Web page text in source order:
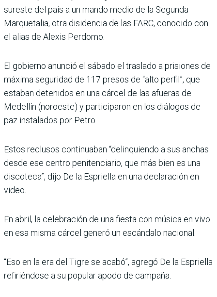
sureste del país a un mando medio de la Segunda
Marquetalia, otra disidencia de las FARC, conocido con
el alias de Alexis Perdomo.
El gobierno anunció el sábado el traslado a prisiones de
máxima seguridad de 117 presos de “alto perfil”, que
estaban detenidos en una cárcel de las afueras de
Medellín (noroeste) y participaron en los diálogos de
paz instalados por Petro.
Estos reclusos continuaban “delinquiendo a sus anchas
desde ese centro penitenciario, que más bien es una
discoteca”, dijo De la Espriella en una declaración en
video.
En abril, la celebración de una fiesta con música en vivo
en esa misma cárcel generó un escándalo nacional.
“Eso en la era del Tigre se acabó”, agregó De la Espriella
refiriéndose a su popular apodo de campaña.